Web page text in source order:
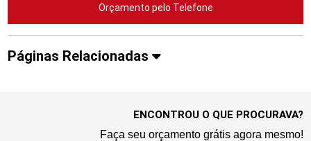
Orçamento pelo Telefone
Páginas Relacionadas
ENCONTROU O QUE PROCURAVA?
Faça seu orçamento grátis agora mesmo!